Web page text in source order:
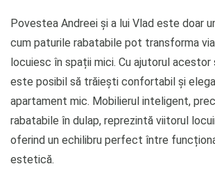
Povestea Andreei și a lui Vlad este doar
cum paturile rabatabile pot transforma
locuiesc în spații mici. Cu ajutorul acestor
este posibil să trăiești confortabil și
apartament mic. Mobilierul inteligent,
rabatabile în dulap, reprezintă viitorul
oferind un echilibru perfect între
estetică.